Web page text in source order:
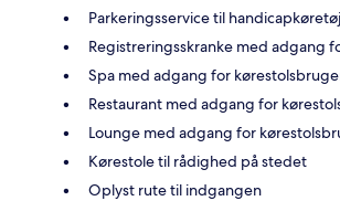
Parkeringsservice til handicapkøretøj
Registreringsskranke med adgang
Spa med adgang for
Restaurant med adgang for
Lounge med adgang for
Kørestole til rådighed på stedet
Oplyst rute til indgangen